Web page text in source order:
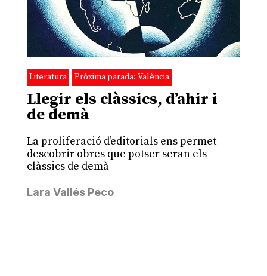
Literatura Pròxima parada: València
Llegir els clàssics, d’ahir i
de demà
La proliferació d’editorials ens permet
descobrir obres que potser seran els
clàssics de demà
Lara Vallés Peco